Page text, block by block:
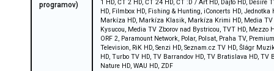
programov)
1 HD, ČT 2 HD, ČT 24 HD, ČT :D / Art HD, Dajto HD, Desire
HD, Filmbox HD, Fishing & Hunting, iConcerts HD,
Markíza HD, Markíza Klasik, Markíza Krimi HD, Media TV
Kysucou, Media TV Zborov nad Bystricou, TVT HD, Mezzo
ORF 2, Paramount Network, Polar, Polsat, Praha TV,
Television, RiK HD, Senzi HD, Seznam.cz TV HD, Šlágr
HD, Turbo TV HD, TV Barrandov HD, TV Bratislava HD,
Nature HD, WAU HD, ZDF